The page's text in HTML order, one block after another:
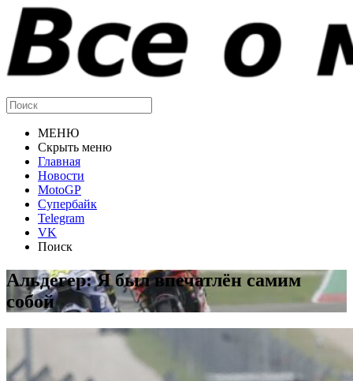
МЕНЮ
Скрыть меню
Главная
Новости
MotoGP
Супербайк
Telegram
VK
Поиск
Альдегер: Я был впечатлён самим
собой